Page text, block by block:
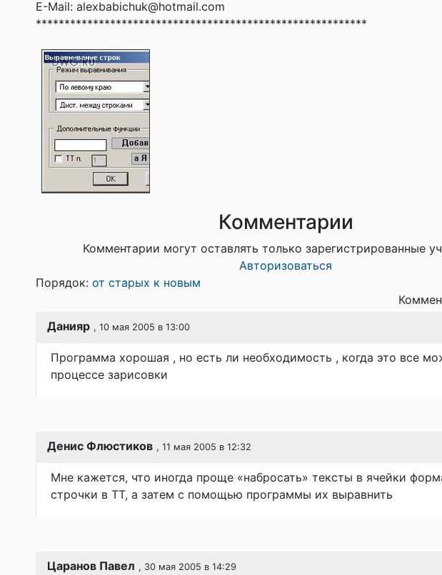
E-Mail: alexbabichuk@hotmail.com
**********************************************************
Комментарии
Комментарии могут оставлять только зарегистрированные
Авторизоваться
Порядок: от старых к новым
Данияр , 10 мая 2005 в 13:00
Программа хорошая , но есть ли необходимость , когда это все
процессе зарисовки
Денис Флюстиков , 11 мая 2005 в 12:32
Мне кажется, что иногда проще «набросать» тексты в ячейки
строчки в ТТ, а затем с помощью программы их выравнить
Царанов Павел , 30 мая 2005 в 14:29